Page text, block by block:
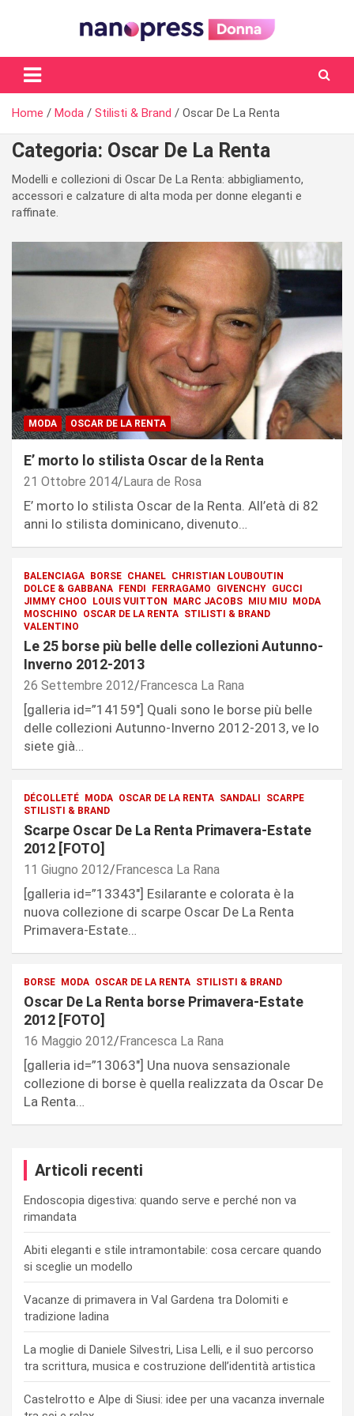
Il magazine femminile di Nanopress.it
Home Moda Stilisti & Brand Oscar De La Renta
Categoria: Oscar De La Renta
Modelli e collezioni di Oscar De La Renta: abbigliamento,
accessori e calzature di alta moda per donne eleganti e
raffinate.
MODA OSCAR DE LA RENTA
E’ morto lo stilista Oscar de la Renta
21 Ottobre 2014 Laura de Rosa
E’ morto lo stilista Oscar de la Renta. All’età di 82
anni lo stilista dominicano, divenuto…
BALENCIAGA BORSE CHANEL CHRISTIAN LOUBOUTIN
DOLCE & GABBANA
FENDI FERRAGAMO GIVENCHY GUCCI
JIMMY CHOO
LOUIS VUITTON MARC JACOBS MIU MIU
MODA
MOSCHINO
OSCAR DE LA RENTA STILISTI & BRAND
VALENTINO
Le 25 borse più belle delle collezioni Autunno-
Inverno 2012-2013
26 Settembre 2012 Francesca La Rana
[galleria id=”14159″] Quali sono le borse più belle
delle collezioni Autunno-Inverno 2012-2013, ve lo
siete già…
DÉCOLLETÉ MODA OSCAR DE LA RENTA SANDALI
SCARPE
STILISTI & BRAND
Scarpe Oscar De La Renta Primavera-Estate
2012 [FOTO]
11 Giugno 2012 Francesca La Rana
[galleria id=”13343″] Esilarante e colorata è la
nuova collezione di scarpe Oscar De La Renta
Primavera-Estate…
BORSE MODA OSCAR DE LA RENTA STILISTI & BRAND
Oscar De La Renta borse Primavera-Estate
2012 [FOTO]
16 Maggio 2012 Francesca La Rana
[galleria id=”13063″] Una nuova sensazionale
collezione di borse è quella realizzata da Oscar De
La Renta…
Articoli recenti
Endoscopia digestiva: quando serve e perché non va
rimandata
Abiti eleganti e stile intramontabile: cosa cercare quando
si sceglie un modello
Vacanze di primavera in Val Gardena tra Dolomiti e
tradizione ladina
La moglie di Daniele Silvestri, Lisa Lelli, e il suo percorso
tra scrittura, musica e costruzione dell’identità artistica
Castelrotto e Alpe di Siusi: idee per una vacanza invernale